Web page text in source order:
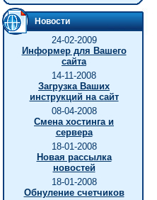
Новости
24-02-2009
Информер для Вашего
сайта
14-11-2008
Загрузка Ваших
инструкций на сайт
08-04-2008
Смена хостинга и
сервера
18-01-2008
Новая рассылка
новостей
18-01-2008
Обнуление счетчиков